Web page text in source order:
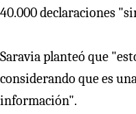
40.000 declaraciones
Saravia planteó que
considerando que es
información".